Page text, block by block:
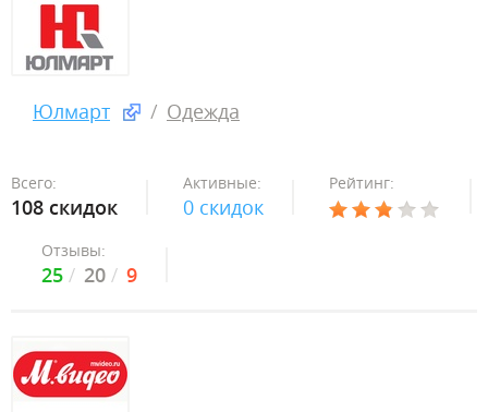
Юлмарт Одежда
Всего:
108 скидок
Активные:
0 скидок
Рейтинг:
Отзывы:
25 20 9